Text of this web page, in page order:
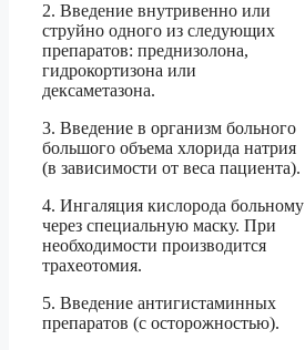
2. Введение внутривенно или
струйно одного из следующих
препаратов: преднизолона,
гидрокортизона или
дексаметазона.
3. Введение в организм больного
большого объема хлорида натрия
(в зависимости от веса пациента).
4. Ингаляция кислорода больному
через специальную маску. При
необходимости производится
трахеотомия.
5. Введение антигистаминных
препаратов (с осторожностью).